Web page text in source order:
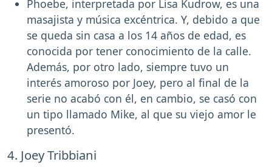
Phoebe, interpretada por Lisa Kudrow, es una
masajista y música excéntrica. Y, debido a que
se queda sin casa a los 14 años de edad, es
conocida por tener conocimiento de la calle.
Además, por otro lado, siempre tuvo un
interés amoroso por Joey, pero al final de la
serie no acabó con él, en cambio, se casó con
un tipo llamado Mike, al que su viejo amor le
presentó.
4. Joey Tribbiani